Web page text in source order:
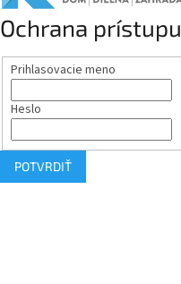
Ochrana prístupu
Prihlasovacie meno
Heslo
POTVRDIŤ